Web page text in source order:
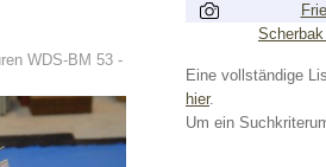
Eine vollständige
hier.
Um ein
WDS-BM 53 -